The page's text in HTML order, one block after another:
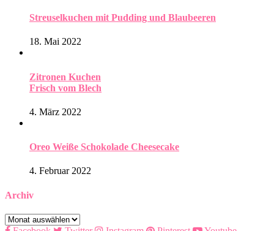
Streuselkuchen mit Pudding und Blaubeeren
18. Mai 2022
Zitronen Kuchen
Frisch vom Blech
4. März 2022
Oreo Weiße Schokolade Cheesecake
4. Februar 2022
Archiv
Archiv